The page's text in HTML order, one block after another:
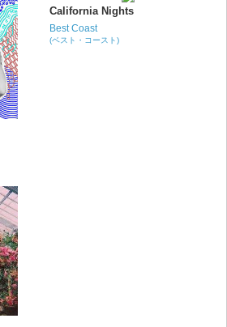
California Nights
Best Coast
(ベスト・コースト)